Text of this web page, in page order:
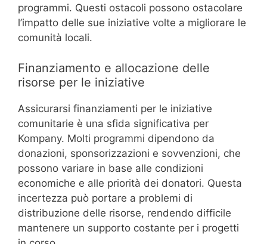
programmi. Questi ostacoli possono ostacolare
l’impatto delle sue iniziative volte a migliorare le
comunità locali.
Finanziamento e allocazione delle
risorse per le iniziative
Assicurarsi finanziamenti per le iniziative
comunitarie è una sfida significativa per
Kompany. Molti programmi dipendono da
donazioni, sponsorizzazioni e sovvenzioni, che
possono variare in base alle condizioni
economiche e alle priorità dei donatori. Questa
incertezza può portare a problemi di
distribuzione delle risorse, rendendo difficile
mantenere un supporto costante per i progetti